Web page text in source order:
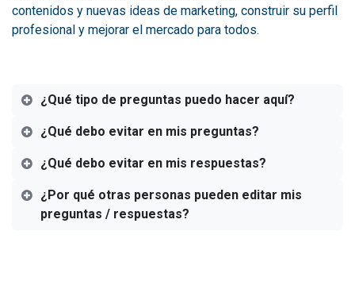
contenidos y nuevas ideas de marketing, construir su perfil
profesional y mejorar el mercado para todos.
¿Qué tipo de preguntas puedo hacer aquí?
¿Qué debo evitar en mis preguntas?
¿Qué debo evitar en mis respuestas?
¿Por qué otras personas pueden editar mis
preguntas / respuestas?